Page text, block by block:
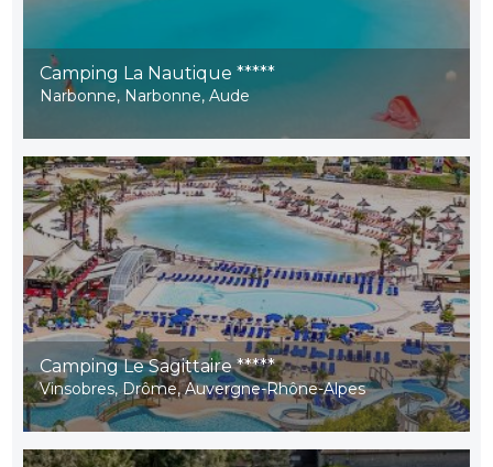
Camping La Nautique *****
Narbonne, Narbonne, Aude
Camping Le Sagittaire *****
Vinsobres, Drôme, Auvergne-Rhône-Alpes